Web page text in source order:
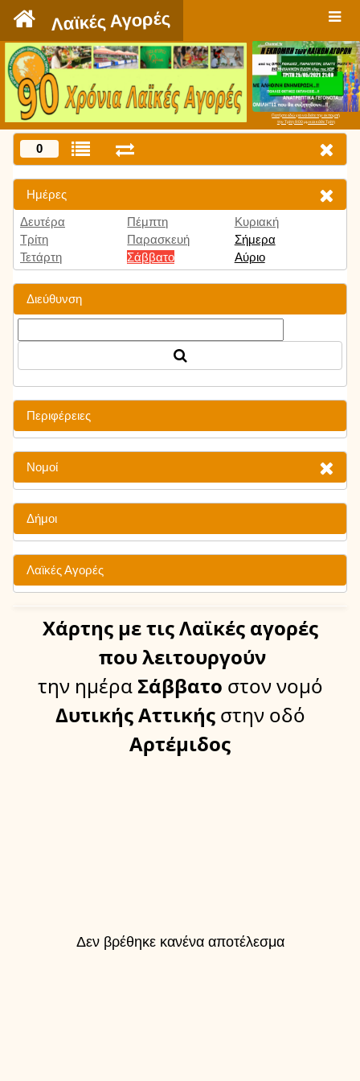
Λαϊκές Αγορές
Πατήστε εδώ για να δείτε την εκπομπή
την Τρίτη 9:00 μμ και κάθε Τρίτη
0
Ημέρες
Δευτέρα
Τρίτη
Τετάρτη
Πέμπτη
Παρασκευή
Σάββατο
Κυριακή
Σήμερα
Αύριο
Διεύθυνση
Περιφέρειες
Νομοί
Δήμοι
Λαϊκές Αγορές
Χάρτης με τις Λαϊκές αγορές
που λειτουργούν
την ημέραΣάββατο στον νομό
Δυτικής Αττικής στην οδό
Αρτέμιδος
Δεν βρέθηκε κανένα αποτέλεσμα